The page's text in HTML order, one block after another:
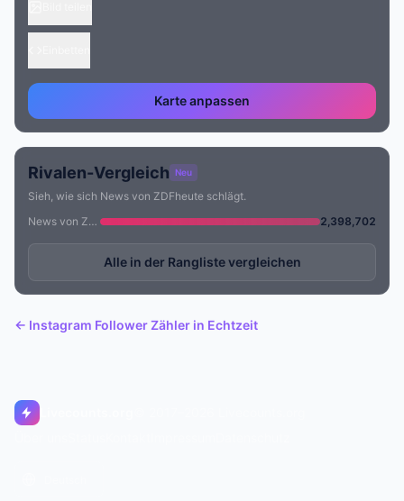
Karte anpassen
Rivalen-Vergleich Neu
Sieh, wie sich News von ZDFheute schlägt.
News von ZDFheute
2,398,702
Alle in der Rangliste vergleichen
← Instagram Follower Zähler in Echtzeit